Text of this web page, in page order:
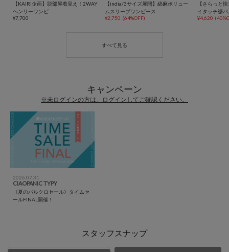
【KAIRI企画】脱部屋着見え！2WAY
ヘンリーワンピ
¥7,700
【india/3サイズ展開】綿麻ボリュー
ムスリーブワンピース
¥2,750 (64%OFF)
【さらっと
イタッチ裾
ース
¥4,620
キャンペーン
※未ログインの方は、ログインしてご確認ください。
2026.07.31
CIAOPANIC TYPY
《夏のパルクロセール》タイムセ
ールFINAL開催！
スタッフスナップ